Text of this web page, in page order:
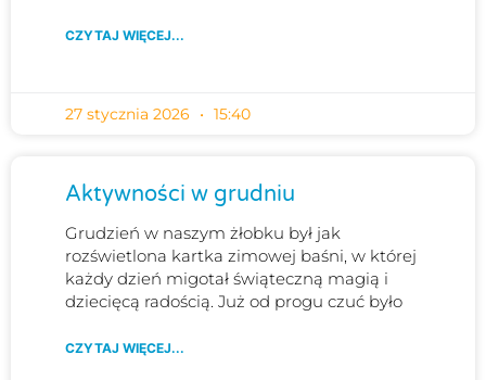
CZYTAJ WIĘCEJ...
27 stycznia 2026 15:40
Aktywności w grudniu
Grudzień w naszym żłobku był jak
rozświetlona kartka zimowej baśni, w której
każdy dzień migotał świąteczną magią i
dziecięcą radością. Już od progu czuć było
CZYTAJ WIĘCEJ...